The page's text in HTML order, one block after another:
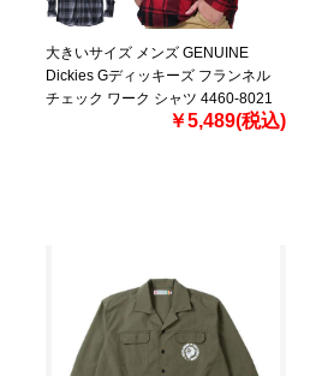
大きいサイズ メンズ GENUINE
Dickies Gディッキーズ フランネル
チェック ワーク シャツ 4460-8021
￥5,489(税込)